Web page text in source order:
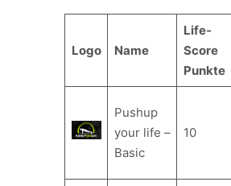
Logo Name
Life-
Score
Punkte
Pushup
your life –
Basic
10